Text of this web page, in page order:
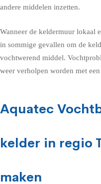
andere middelen inzetten.
Wanneer de keldermuur lokaal
in sommige gevallen om de
vochtwerend middel.
weer verholpen worden met
Aquatec
kelder in regio
maken